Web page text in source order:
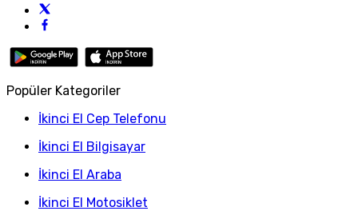
Popüler Kategoriler
İkinci El Cep Telefonu
İkinci El Bilgisayar
İkinci El Araba
İkinci El Motosiklet